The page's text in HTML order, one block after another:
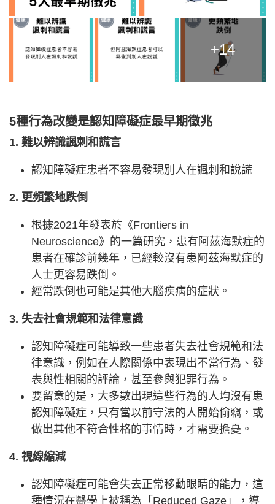
+14
5種行為改變是認知障礙症最早期徵兆
1. 難以辨識諷刺和謊言
認知障礙症患者不容易發現別人在諷刺和說謊
2. 更頻繁地跌倒
根據2021年發表於《Frontiers in
Neuroscience》的一篇研究，患有阿茲海默症的
患者在確診前幾年，已經較沒有患阿茲海默症的
人士更容易跌倒。
經常跌倒也可能是其他大腦疾病的症狀。
3. 失去社會規範和法律意識
認知障礙症可能導致一些患者失去社會規範和法
律意識，例如在人際關係中表現出不當行為、發
表與性相關的評論，甚至參與犯罪行為。
要留意的是，大多數出現這些行為的人均沒有患
認知障礙症，只有當以前守法的人開始偷竊，或
做出其他不符合性格的事情時，才需要擔憂。
4. 視線縮減
認知障礙症可能會失去正常移動眼睛的能力，這
種情況在醫學上被稱為「Reduced Gaze」，導